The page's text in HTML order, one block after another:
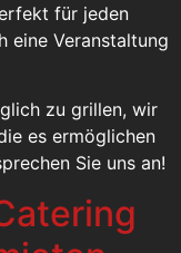
für jeden
eine Veranstaltung
zu grillen, wir
es ermöglichen
Sie uns an!